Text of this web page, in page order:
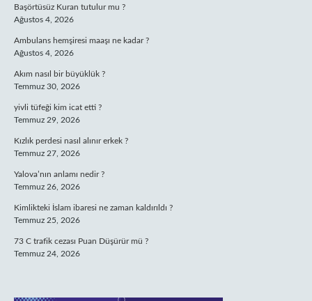
Başörtüsüz Kuran tutulur mu ?
Ağustos 4, 2026
Ambulans hemşiresi maaşı ne kadar ?
Ağustos 4, 2026
Akım nasıl bir büyüklük ?
Temmuz 30, 2026
yivli tüfeği kim icat etti ?
Temmuz 29, 2026
Kızlık perdesi nasıl alınır erkek ?
Temmuz 27, 2026
Yalova’nın anlamı nedir ?
Temmuz 26, 2026
Kimlikteki İslam ibaresi ne zaman kaldırıldı ?
Temmuz 25, 2026
73 C trafik cezası Puan Düşürür mü ?
Temmuz 24, 2026